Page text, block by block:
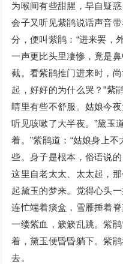
为喉间有些甜腥，早自疑
会子又听见紫鹃说话声音
分，便叫紫鹃：“进来罢，
一声更比头里凄惨，竟是
截。看紫鹃推门进来时，
起，好好的为什么哭？”紫
睛里有些不舒服。姑娘今
听见咳嗽了大半夜。”黛玉
着。”紫鹃道：“姑娘身上
些。身子是根本，俗语说
这里自老太太、太太起，
起黛玉的梦来。觉得心头
连忙端着痰盒，雪雁捶着
一缕紫血，簌簌乱跳。紫
着，黛玉便昏昏躺下。紫
去。